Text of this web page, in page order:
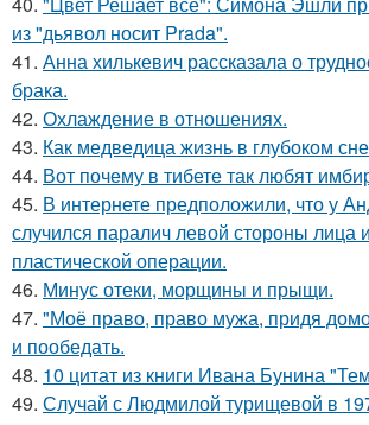
из "дьявол носит Prada".
41. Анна хилькевич рассказала о
брака.
42. Охлаждение в отношениях.
43. Как медведица жизнь в глубоком
44. Вот почему в тибете так любят
45. В интернете предположили, что у
случился паралич левой стороны лица
пластической операции.
46. Минус отеки, морщины и прыщи.
47. "Моё право, право мужа, придя
и пообедать.
48. 10 цитат из книги Ивана Бунина
49. Случай с Людмилой турищевой в